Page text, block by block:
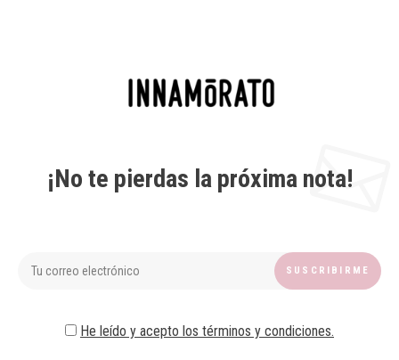
¡No te pierdas la próxima nota!
He leído y acepto los términos y condiciones.